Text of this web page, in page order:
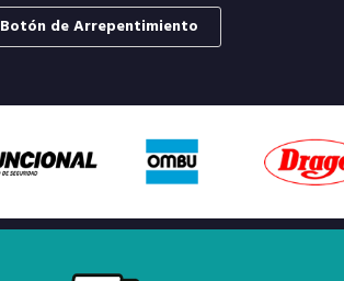
Botón de Arrepentimiento